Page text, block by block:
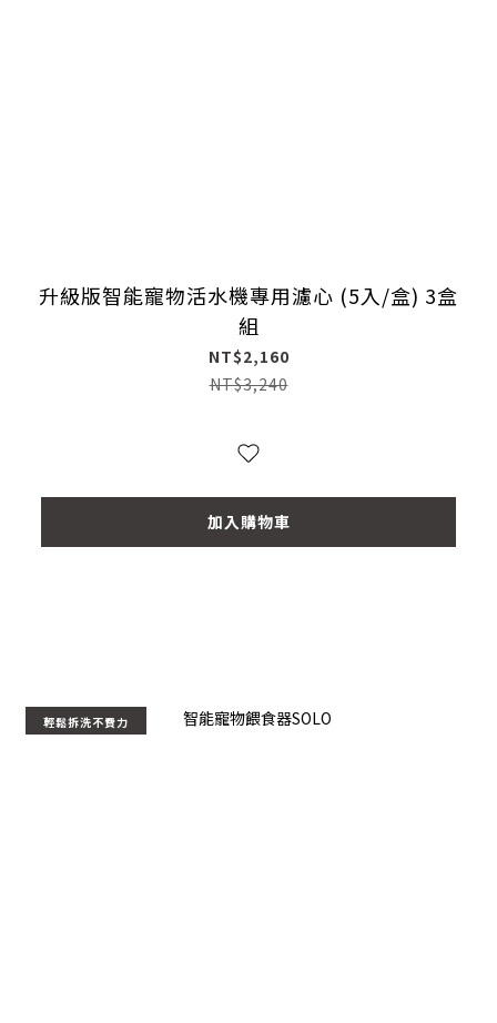
升級版智能寵物活水機專用濾心 (5入/盒) 3盒
組
NT$2,160
NT$3,240
加入購物車
輕鬆拆洗不費力